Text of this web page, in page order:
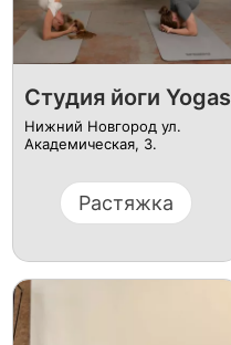
Студия йоги Yogas
Нижний Новгород ул.
Академическая, 3.
Растяжка